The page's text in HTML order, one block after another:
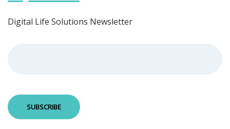
Digital Life Solutions Newsletter